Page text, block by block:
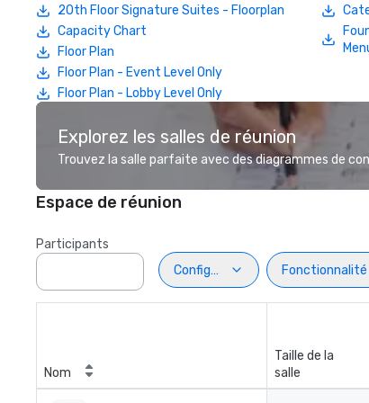
20th Floor Signature Suites - Floorplan
Capacity Chart
Floor Plan
Floor Plan - Event Level Only
Floor Plan - Lobby Level Only
Explorez les salles de réunion
Trouvez la salle parfaite avec des diagrammes de
Espace de réunion
Participants
Configuration
Fonctionnalité
Nom
Taille de la
salle